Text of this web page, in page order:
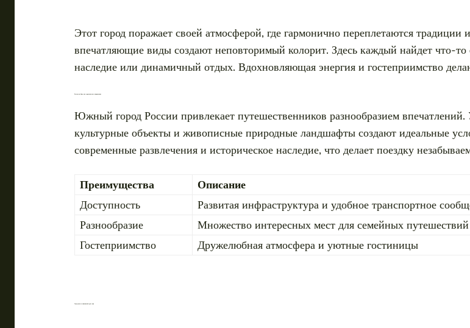
Этот город поражает своей атмосферой, где гармонично переплетаются
впечатляющие виды создают неповторимый колорит. Здесь каждый найдет что-
наследие или динамичный отдых. Вдохновляющая энергия и гостеприимство
Ростов-на-Дону как туристическое направление
Южный город России привлекает путешественников разнообразием
культурные объекты и живописные природные ландшафты создают идеальные
современные развлечения и историческое наследие, что делает поездку
Преимущества
Описание
Доступность
Развитая инфраструктура и удобное транспортное
Разнообразие
Множество интересных мест для семейных
Гостеприимство
Дружелюбная атмосфера и уютные гостиницы
Прогулки по живописной реке Дон